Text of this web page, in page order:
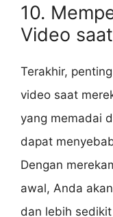
10.
Video
Terakhir,
video saat
yang memadai
dapat
Dengan
awal, Anda
dan lebih